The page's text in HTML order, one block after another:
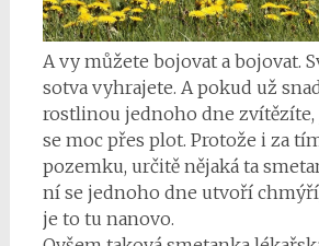
A vy můžete bojovat a bojovat.
sotva vyhrajete. A pokud už
rostlinou jednoho dne zvítězíte,
se moc přes plot. Protože i za
pozemku, určitě nějaká ta
ní se jednoho dne utvoří
je to tu nanovo.